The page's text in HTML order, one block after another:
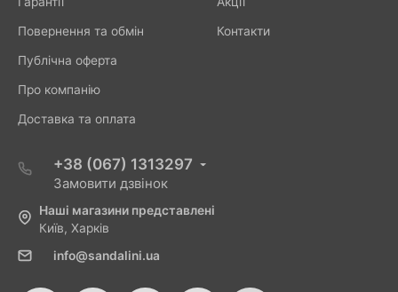
Повернення та обмін
Публічна оферта
Про компанію
Доставка та оплата
Контакти
+38 (067) 1313297
Замовити дзвінок
Наші магазини представлені
Київ, Харків
info@sandalini.ua